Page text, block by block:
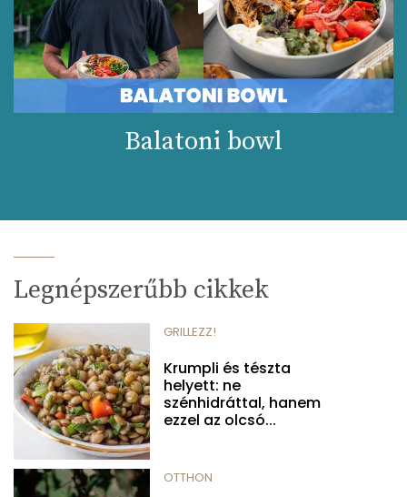
Balatoni bowl
Legnépszerűbb cikkek
GRILLEZZ!
Krumpli és tészta
helyett: ne
szénhidráttal, hanem
ezzel az olcsó...
OTTHON